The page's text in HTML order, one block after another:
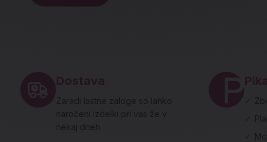
Dostava
Zaradi lastne zaloge so lahko
naročeni izdelki pri vas že v
nekaj dneh.
✓